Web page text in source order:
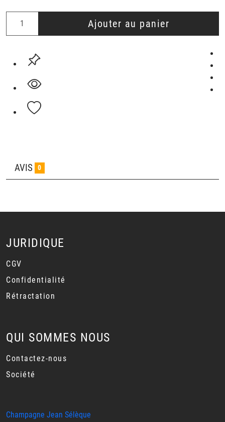
Ajouter au panier
AVIS 0
JURIDIQUE
CGV
Confidentialité
Rétractation
QUI SOMMES NOUS
Contactez-nous
Société
Champagne Jean Sélèque